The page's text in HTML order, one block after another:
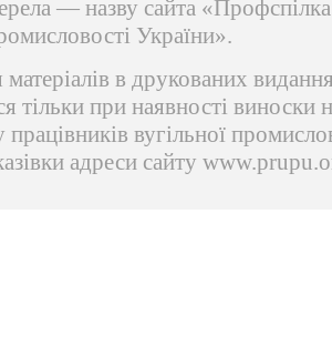
— назву сайта «Профспілка
України».
в друкованих
тільки при наявності виноски
вугільної
адреси сайту